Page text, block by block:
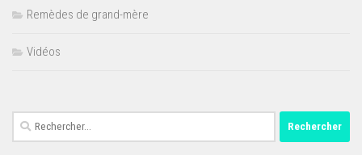
Remèdes de grand-mère
Vidéos
Rechercher :